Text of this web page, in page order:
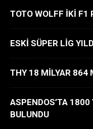
TOTO WOLFF İKİ F1
ESKİ SÜPER LİG
THY 18 MİLYAR 864
ASPENDOS’TA
BULUNDU